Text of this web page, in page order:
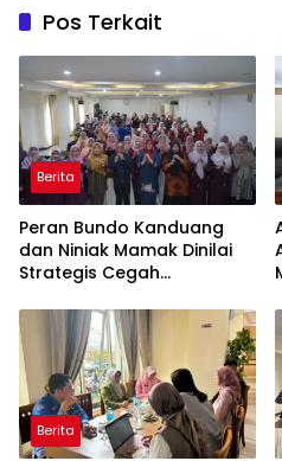
Pos Terkait
Berita
Peran Bundo Kanduang
dan Niniak Mamak Dinilai
Strategis Cegah
Berita